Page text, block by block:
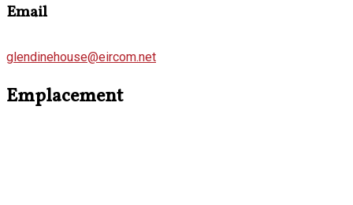
Email
glendinehouse@eircom.net
Emplacement